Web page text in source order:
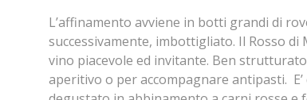
L’affinamento avviene in botti grandi di
successivamente, imbottigliato. Il Rosso
vino piacevole ed invitante. Ben
aperitivo o per accompagnare antipasti.